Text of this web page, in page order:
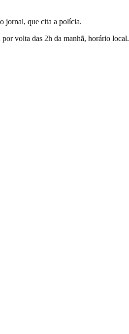
jornal, que cita a polícia.
volta das 2h da manhã, horário local.